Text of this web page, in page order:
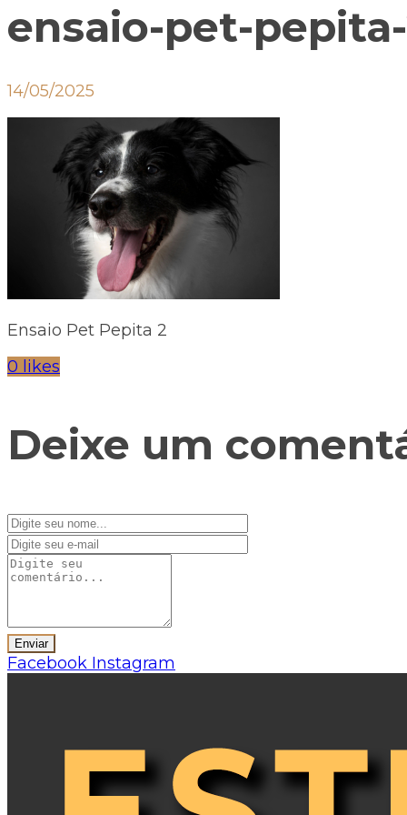
ensaio-pet-
14/05/2025
Ensaio Pet Pepita 2
0 likes
Deixe um
Facebook Instagram